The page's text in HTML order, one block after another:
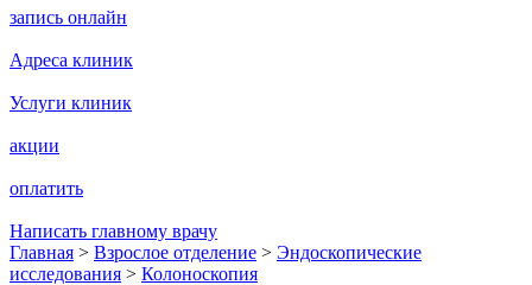
запись онлайн
Адреса клиник
Услуги клиник
акции
оплатить
Написать главному врачу
Главная > Взрослое отделение > Эндоскопические
исследования > Колоноскопия